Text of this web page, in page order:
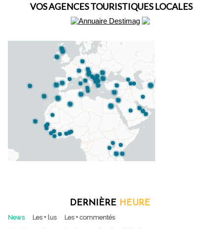
VOS AGENCES TOURISTIQUES LOCALES
DERNIÈRE HEURE
News Les + lus Les + commentés